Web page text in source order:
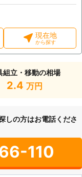
現在地
から探す
組立・移動の相場
2.4 万円
しの方はお電話くださ
110